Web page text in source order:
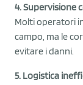
4. Supervisione
Molti operatori
campo, ma le
evitare i danni.
5. Logistica